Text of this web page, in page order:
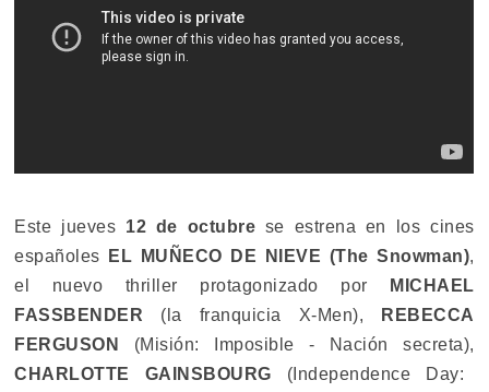
Este jueves 12 de octubre se estrena en los cines
españoles
EL MUÑECO DE NIEVE (The Snowman),
el nuevo thriller protagonizado por
MICHAEL
FASSBENDER (la franquicia X-Men),
REBECCA
FERGUSON (Misión: Imposible - Nación secreta),
CHARLOTTE GAINSBOURG (Independence Day: